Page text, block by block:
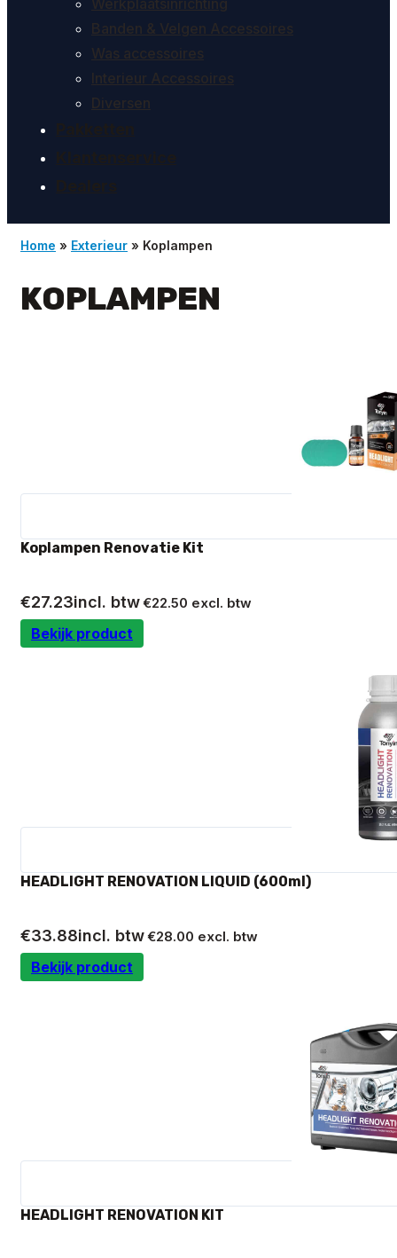
Werkplaatsinrichting
Banden & Velgen Accessoires
Was accessoires
Interieur Accessoires
Diversen
Home » Exterieur » Koplampen
KOPLAMPEN
Koplampen Renovatie Kit
€27.23incl. btw€22.50 excl. btw
Bekijk product
HEADLIGHT RENOVATION LIQUID (600ml)
€33.88incl. btw€28.00 excl. btw
Bekijk product
HEADLIGHT RENOVATION KIT